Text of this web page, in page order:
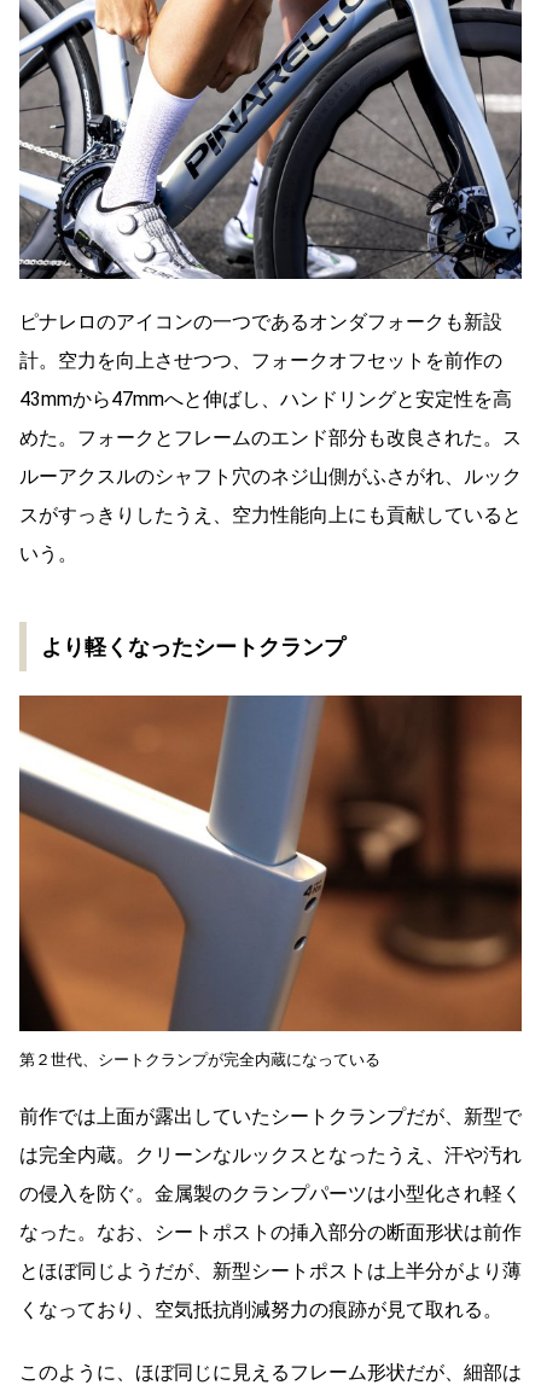
ピナレロのアイコンの一つであるオンダフォークも新設
計。空力を向上させつつ、フォークオフセットを前作の
43mmから47mmへと伸ばし、ハンドリングと安定性を高
めた。フォークとフレームのエンド部分も改良された。ス
ルーアクスルのシャフト穴のネジ山側がふさがれ、ルック
スがすっきりしたうえ、空力性能向上にも貢献していると
いう。
より軽くなったシートクランプ
第２世代、シートクランプが完全内蔵になっている
前作では上面が露出していたシートクランプだが、新型で
は完全内蔵。クリーンなルックスとなったうえ、汗や汚れ
の侵入を防ぐ。金属製のクランプパーツは小型化され軽く
なった。なお、シートポストの挿入部分の断面形状は前作
とほぼ同じようだが、新型シートポストは上半分がより薄
くなっており、空気抵抗削減努力の痕跡が見て取れる。
このように、ほぼ同じに見えるフレーム形状だが、細部は